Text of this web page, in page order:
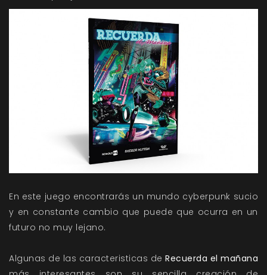
En este juego encontrarás un mundo cyberpunk sucio
y en constante cambio que puede que ocurra en un
futuro no muy lejano.
Algunas de las caracteristicas de Recuerda el mañana